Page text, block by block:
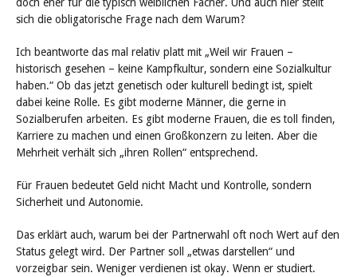
sich die obligatorische Frage nach dem Warum?
Ich beantworte das mal relativ platt mit „Weil wir Frauen –
historisch gesehen – keine Kampfkultur, sondern eine Sozialkultur
haben.“ Ob das jetzt genetisch oder kulturell bedingt ist, spielt
dabei keine Rolle. Es gibt moderne Männer, die gerne in
Sozialberufen arbeiten. Es gibt moderne Frauen, die es toll finden,
Karriere zu machen und einen Großkonzern zu leiten. Aber die
Mehrheit verhält sich „ihren Rollen“ entsprechend.
Für Frauen bedeutet Geld nicht Macht und Kontrolle, sondern
Sicherheit und Autonomie.
Das erklärt auch, warum bei der Partnerwahl oft noch Wert auf den
Status gelegt wird. Der Partner soll „etwas darstellen“ und
vorzeigbar sein. Weniger verdienen ist okay. Wenn er studiert.